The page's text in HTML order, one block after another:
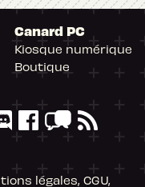
Canard PC
Kiosque numérique
Boutique
légales, CGU,